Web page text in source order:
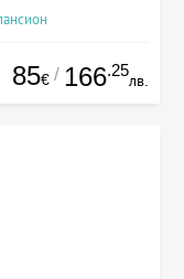
85€ / 166.25
лв.